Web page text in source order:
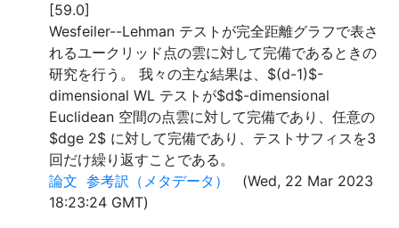
[59.0]
Wesfeiler--Lehman テストが完全距離グラフで表さ
れるユークリッド点の雲に対して完備であるときの
研究を行う。 我々の主な結果は、$(d-1)$-
dimensional WL テストが$d$-dimensional
Euclidean 空間の点雲に対して完備であり、任意の
$dge 2$ に対して完備であり、テストサフィスを3
回だけ繰り返すことである。
論文 参考訳（メタデータ）
(Wed, 22 Mar 2023
18:23:24 GMT)